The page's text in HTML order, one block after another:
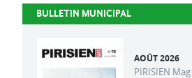
BULLETIN MUNICIPAL
AOÛT 2026
PIRISIEN Mag